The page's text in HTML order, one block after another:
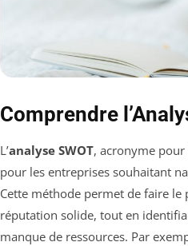
Comprendre
L’analyse SWOT, acronyme pour
pour les entreprises souhaitant
Cette méthode permet de faire
réputation solide, tout en
manque de ressources. Par